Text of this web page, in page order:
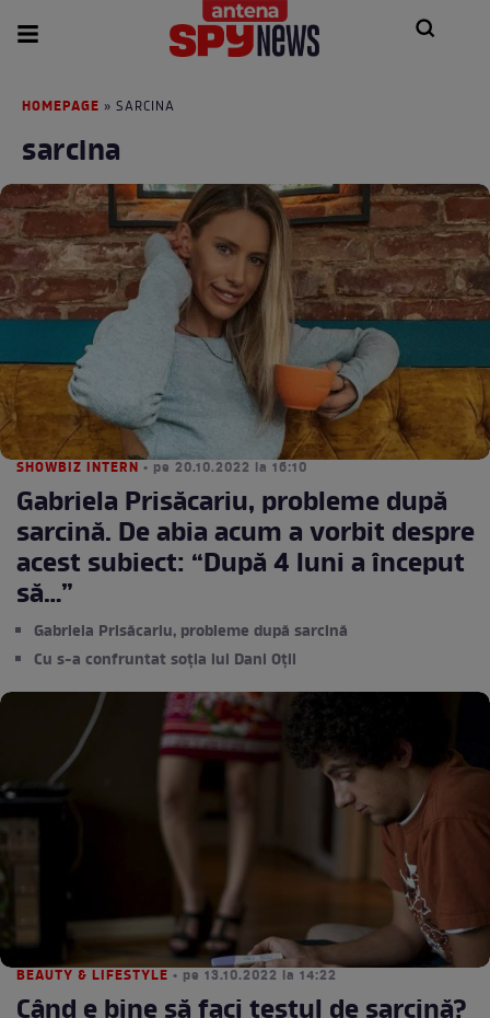
HOMEPAGE » SARCINA
sarcina
SHOWBIZ INTERN • pe 20.10.2022 la 16:10
Gabriela Prisăcariu, probleme după
sarcină. De abia acum a vorbit despre
acest subiect: “După 4 luni a început
să…”
Gabriela Prisăcariu, probleme după sarcină
Cu s-a confruntat soția lui Dani Oțil
BEAUTY & LIFESTYLE • pe 13.10.2022 la 14:22